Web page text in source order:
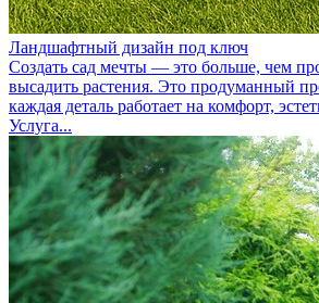
Ландшафтный дизайн под ключ
Создать сад мечты — это больше, чем
высадить растения. Это продуманный
каждая деталь работает на комфорт,
Услуга...